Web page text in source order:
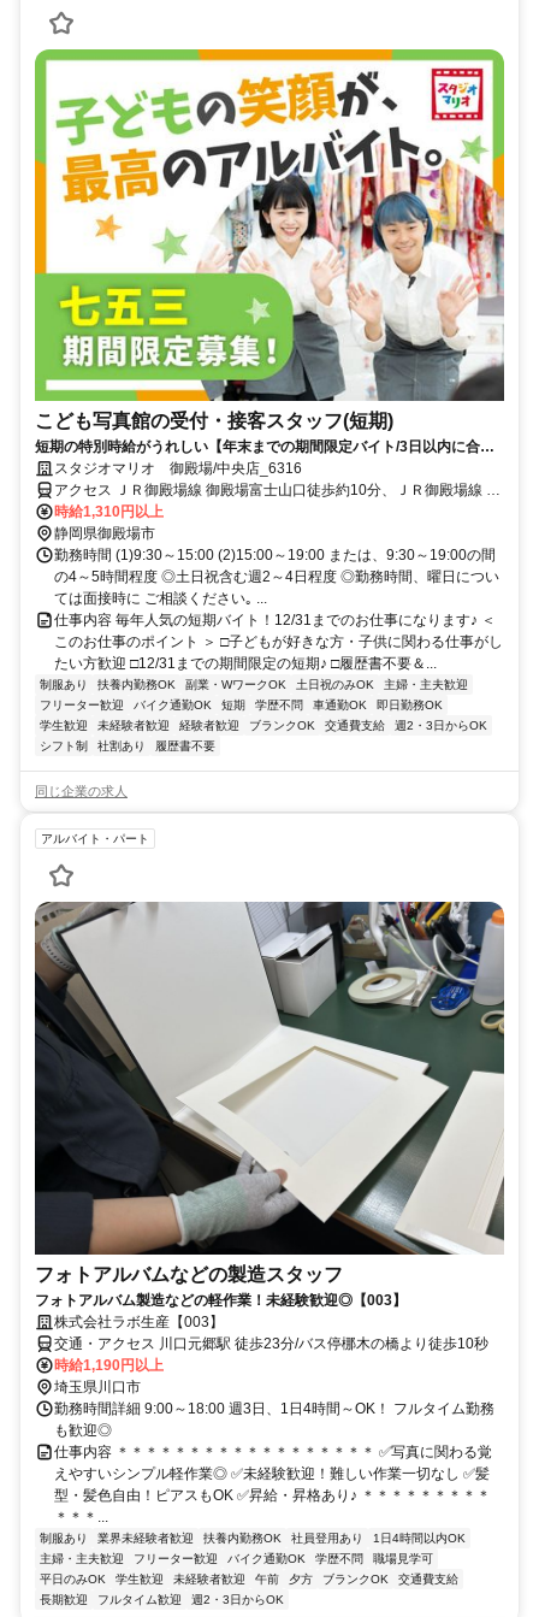
こども写真館の受付・接客スタッフ(短期)
短期の特別時給がうれしい【年末までの期間限定バイト/3日以内に合否
決定】人と話すのが好きな方にピッタリ！扶養内勤務も◎髪色・ネイル
色自由♪
スタジオマリオ 御殿場/中央店_6316
アクセス ＪＲ御殿場線 御殿場富士山口徒歩約10分、ＪＲ御殿場線 南
御殿場徒歩約42分、ＪＲ御殿場線 足柄（静岡県）徒歩約73分 ＪＲ御
殿場線「御殿場駅」から徒歩15分、車で4分
時給1,310円以上
静岡県御殿場市
勤務時間 (1)9:30～15:00 (2)15:00～19:00 または、9:30～19:00の間
の4～5時間程度 ◎土日祝含む週2～4日程度 ◎勤務時間、曜日につい
ては面接時に ご相談ください｡ ...
仕事内容 毎年人気の短期バイト！12/31までのお仕事になります♪ ＜
このお仕事のポイント ＞ □子どもが好きな方・子供に関わる仕事がし
たい方歓迎 □12/31までの期間限定の短期♪ □履歴書不要＆...
制服あり 扶養内勤務OK 副業・WワークOK 土日祝のみOK
主婦・主夫歓迎
フリーター歓迎
バイク通勤OK 短期 学歴不問 車通勤OK
即日勤務OK
学生歓迎
未経験者歓迎 経験者歓迎 ブランクOK 交通費支給
週2・3日からOK
シフト制
社割あり 履歴書不要
同じ企業の求人
アルバイト・パート
フォトアルバムなどの製造スタッフ
フォトアルバム製造などの軽作業！未経験歓迎◎【003】
株式会社ラボ生産【003】
交通・アクセス 川口元郷駅 徒歩23分/バス停梛木の橋より徒歩10秒
時給1,190円以上
埼玉県川口市
勤務時間詳細 9:00～18:00 週3日、1日4時間～OK！ フルタイム勤務
も歓迎◎
仕事内容 ＊＊＊＊＊＊＊＊＊＊＊＊＊＊＊＊＊＊ ✅写真に関わる覚
えやすいシンプル軽作業◎ ✅未経験歓迎！難しい作業一切なし ✅髪
型・髪色自由！ピアスもOK ✅昇給・昇格あり♪ ＊＊＊＊＊＊＊＊＊
＊＊＊...
制服あり 業界未経験者歓迎 扶養内勤務OK 社員登用あり
1日4時間以内OK
主婦・主夫歓迎
フリーター歓迎 バイク通勤OK 学歴不問
職場見学可
平日のみOK
学生歓迎 未経験者歓迎 午前 夕方 ブランクOK
交通費支給
長期歓迎
フルタイム歓迎 週2・3日からOK